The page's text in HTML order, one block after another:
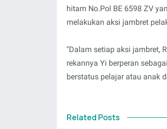
hitam No.Pol BE 6598 ZV
melakukan aksi jambret
"Dalam setiap aksi jambret,
rekannya Yi berperan
berstatus pelajar atau anak
Related Posts